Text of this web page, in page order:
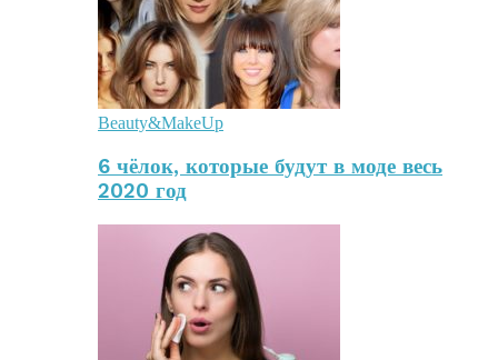
Beauty&MakeUp
6 чёлок, которые будут в моде весь
2020 год